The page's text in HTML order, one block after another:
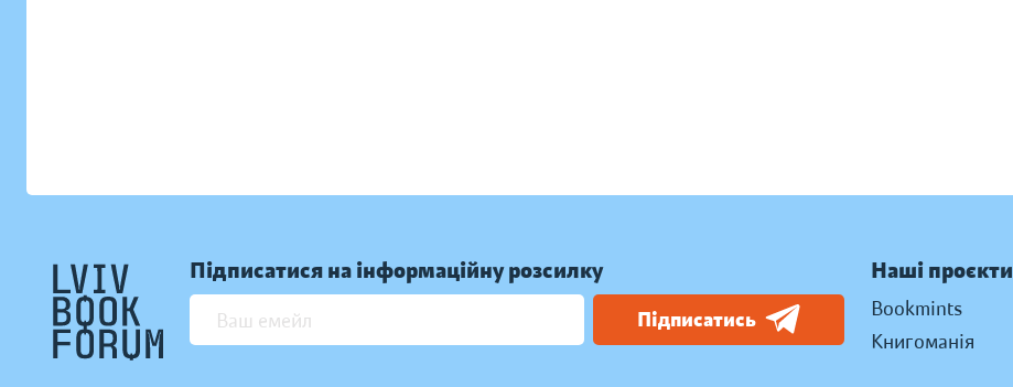
Підписатися на інформаційну розсилку
Підписатись
Наші проєкти
Bookmints
Книгоманія